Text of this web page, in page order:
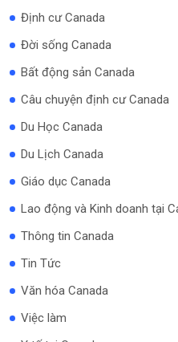
Định cư Canada
Đời sống Canada
Bất động sản Canada
Câu chuyện định cư Canada
Du Học Canada
Du Lịch Canada
Giáo dục Canada
Lao động và Kinh doanh tại
Thông tin Canada
Tin Tức
Văn hóa Canada
Việc làm